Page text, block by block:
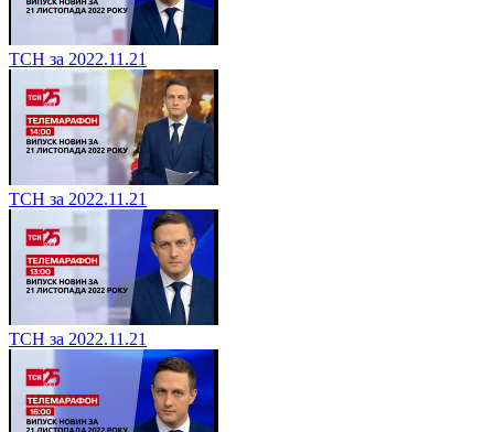
ТСН за 2022.11.21
ТСН за 2022.11.21
ТСН за 2022.11.21